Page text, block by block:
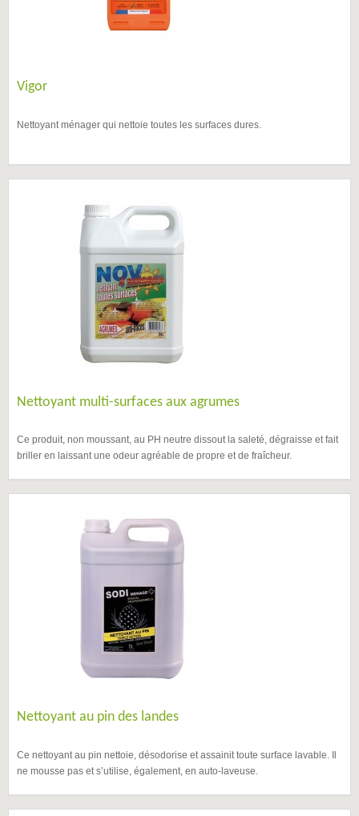
Vigor
Nettoyant ménager qui nettoie toutes les surfaces dures.
Nettoyant multi-surfaces aux agrumes
Ce produit, non moussant, au PH neutre dissout la saleté, dégraisse et fait
briller en laissant une odeur agréable de propre et de fraîcheur.
Nettoyant au pin des landes
Ce nettoyant au pin nettoie, désodorise et assainit toute surface lavable. Il
ne mousse pas et s’utilise, également, en auto-laveuse.